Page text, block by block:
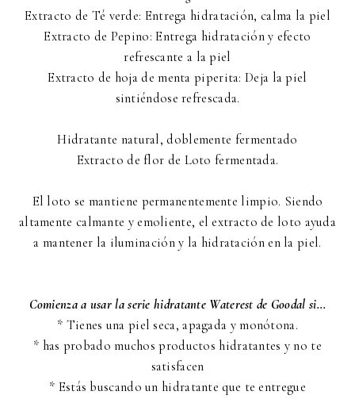
Extracto de Té verde: Entrega hidratación, calma la piel
Extracto de Pepino: Entrega hidratación y efecto
refrescante a la piel
Extracto de hoja de menta piperita: Deja la piel
sintiéndose refrescada.
Hidratante natural, doblemente fermentado
Extracto de flor de Loto fermentada.
El loto se mantiene permanentemente limpio. Siendo
altamente calmante y emoliente, el extracto de loto ayuda
a mantener la iluminación y la hidratación en la piel.
Comienza a usar la serie hidratante Waterest de Goodal si...
* Tienes una piel seca, apagada y monótona.
* has probado muchos productos hidratantes y no te
satisfacen
* Estás buscando un hidratante que te entregue